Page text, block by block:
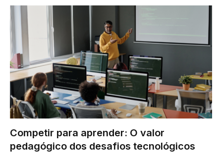
Competir para aprender: O valor
pedagógico dos desafios tecnológicos